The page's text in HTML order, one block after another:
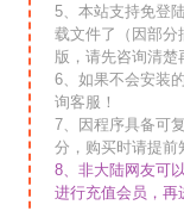
5、本站支持免登
载文件了（因部分
版，请先咨询清楚
6、如果不会安装
询客服！
7、因程序具备可
分，购买时请提前
8、非大陆网友可
进行充值会员，再